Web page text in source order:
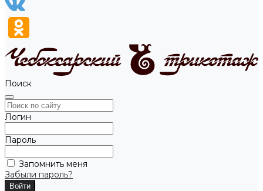
Поиск
Логин
Пароль
Запомнить меня
Забыли пароль?